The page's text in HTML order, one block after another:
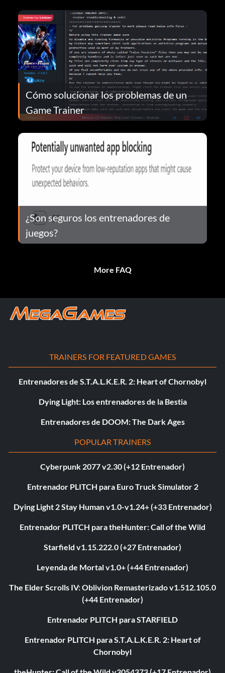
Cómo solucionar los problemas de un
Game Trainer
¿Son seguros los entrenadores de
juegos?
More FAQ
TRAINERS FOR FEATURED GAMES
Entrenadores de S.T.A.L.K.E.R. 2: Heart of Chornobyl
Dying Light: Los entrenadores de la Bestia
Entrenadores de DOOM: The Dark Ages
POPULAR TRAINERS
Cyberpunk 2077 v2.30 (+12 Entrenador)
Entrenador PLITCH para Euro Truck Simulator 2
Dying Light 2 Stay Human v1.0-v1.24+ (+33 Entrenador)
Entrenador PLITCH para theHunter: Call of the Wild
Starfield v1.15.222.0 (+27 Entrenador)
Leyenda de Mortal v1.0+ (+44 Entrenador)
The Elder Scrolls IV: Oblivion Remasterizado v1.512.105.0
(+44 Entrenador)
Entrenador PLITCH para STARFIELD
Entrenador PLITCH para S.T.A.L.K.E.R. 2: Heart of
Chornobyl